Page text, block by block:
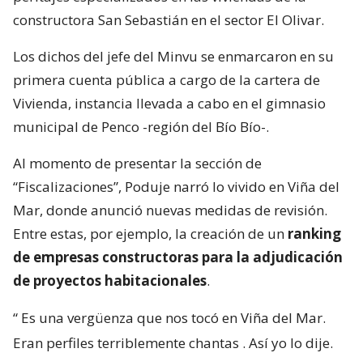
constructora San Sebastián en el sector El Olivar.
Los dichos del jefe del Minvu se enmarcaron en su
primera cuenta pública a cargo de la cartera de
Vivienda, instancia llevada a cabo en el gimnasio
municipal de Penco -región del Bío Bío-.
Al momento de presentar la sección de
“Fiscalizaciones”, Poduje narró lo vivido en Viña del
Mar, donde anunció nuevas medidas de revisión.
Entre estas, por ejemplo, la creación de un ranking
de empresas constructoras para la adjudicación
de proyectos habitacionales.
“ Es una vergüenza que nos tocó en Viña del Mar.
Eran perfiles terriblemente chantas . Así yo lo dije.